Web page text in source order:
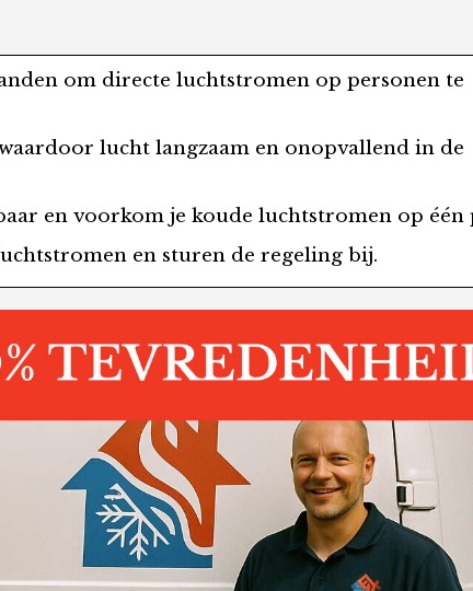
om directe luchtstromen op personen te
lucht langzaam en onopvallend in de
en voorkom je koude luchtstromen op één
en sturen de regeling bij.